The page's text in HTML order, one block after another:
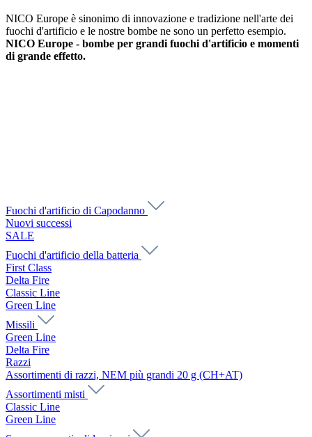
NICO Europe è sinonimo di innovazione e tradizione nell'arte dei
fuochi d'artificio e le nostre bombe ne sono un perfetto esempio.
NICO Europe - bombe per grandi fuochi d'artificio e momenti
di grande effetto.
Fuochi d'artificio di Capodanno
Nuovi successi
SALE
Fuochi d'artificio della batteria
First Class
Delta Fire
Classic Line
Green Line
Missili
Green Line
Delta Fire
Razzi
Assortimenti di razzi, NEM più grandi 20 g (CH+AT)
Assortimenti misti
Classic Line
Green Line